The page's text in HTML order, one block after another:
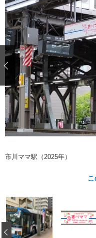
九州
注目の記事
ショップレポート
自動車豆知識
鈑金・塗装
ディテイリング
ディテイリング
ヘッドライト磨き
フィルム・ラッピング
鈑金・塗装
小キズ直し
特集記事
ストップ 不具合修理＆粗悪
コラム
ショップ紹介
市川ママ駅（2025年）
‹